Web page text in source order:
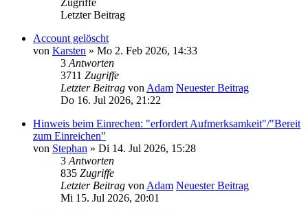
Letzter Beitrag
Account gelöscht
von Karsten » Mo 2. Feb 2026, 14:33
3 Antworten
3711 Zugriffe
Letzter Beitrag von Adam Neuester Beitrag
Do 16. Jul 2026, 21:22
Hinweis beim Einrechen: "erfordert Aufmerksamkeit"/"Bereit
zum Einreichen"
von Stephan » Di 14. Jul 2026, 15:28
3 Antworten
835 Zugriffe
Letzter Beitrag von Adam Neuester Beitrag
Mi 15. Jul 2026, 20:01